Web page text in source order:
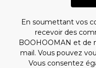
En soumettant vos
recevoir des
BOOHOOMAN et de
mail. Vous pouvez
Vous consentez